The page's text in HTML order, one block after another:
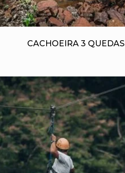
CACHOEIRA 3 QUEDAS